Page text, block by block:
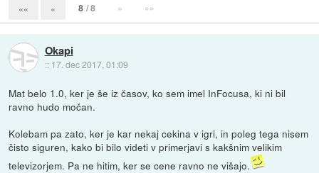
«« « 8 / 8 » »»
Okapi
:: 17. dec 2017, 01:09
Mat belo 1.0, ker je še iz časov, ko sem imel InFocusa, ki ni bil
ravno hudo močan.
Kolebam pa zato, ker je kar nekaj cekina v igri, in poleg tega nisem
čisto siguren, kako bi bilo videti v primerjavi s kakšnim velikim
televizorjem. Pa ne hitim, ker se cene ravno ne višajo.